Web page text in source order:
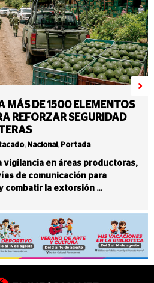
MÁS DE 1500 ELEMENTOS
REFORZAR SEGURIDAD
, Nacional , Portada
vigilancia en áreas productoras,
de comunicación para
combatir la extorsión …